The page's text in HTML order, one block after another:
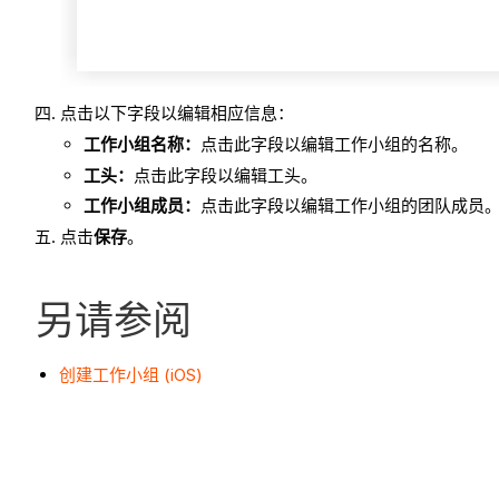
点击以下字段以编辑相应信息：
工作小组名称： 点击此字段以编辑工作小组的名称。
工头： 点击此字段以编辑工头。
工作小组成员： 点击此字段以编辑工作小组的团队成员
点击保存。
另请参阅
创建工作小组 (iOS)